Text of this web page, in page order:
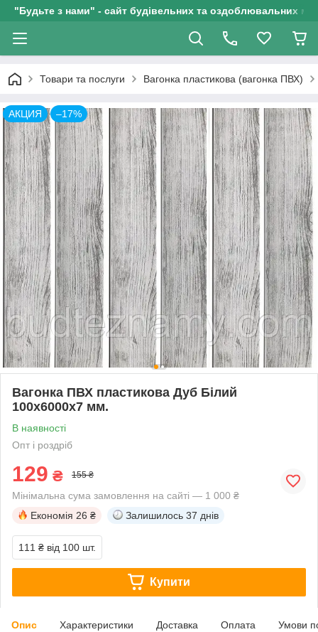
"Будьте з нами" - сайт будівельних та оздоблювальних
Товари та послуги Вагонка пластикова (вагонка ПВХ)
АКЦИЯ –17%
Вагонка ПВХ пластикова Дуб Білий
100х6000х7 мм.
В наявності
Опт і роздріб
129 ₴ 155 ₴
Мінімальна сума замовлення на сайті — 1 000 ₴
Економія 26 ₴ Залишилось 37 днів
111 ₴ від 100 шт.
Купити
Опис Характеристики Доставка Оплата Умови